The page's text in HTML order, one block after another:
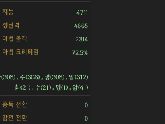
지능 4711
정신력 4665
마법 공격 2314
마법 크리티컬 72.5%
, 수(308) , 명(308) , 암(312)
화(21) , 수(21) , 명(1) , 암(41)
중독 전환 0
감전 전환 0